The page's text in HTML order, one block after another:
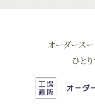
ー
ス
オーダース
ひと